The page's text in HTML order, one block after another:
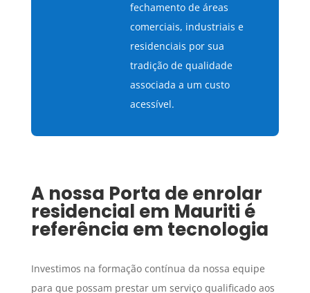
fechamento de áreas
comerciais, industriais e
residenciais por sua
tradição de qualidade
associada a um custo
acessível.
A nossa Porta de enrolar
residencial em Mauriti é
referência em tecnologia
Investimos na formação contínua da nossa equipe
para que possam prestar um serviço qualificado aos